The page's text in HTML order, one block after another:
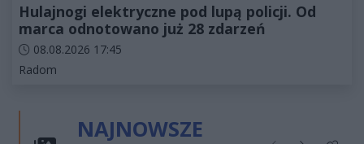
Hulajnogi elektryczne pod lupą policji. Od
marca odnotowano już 28 zdarzeń
Data dodania artykułu:
08.08.2026 17:45
Kategorie artykułu:
Radom
NAJNOWSZE